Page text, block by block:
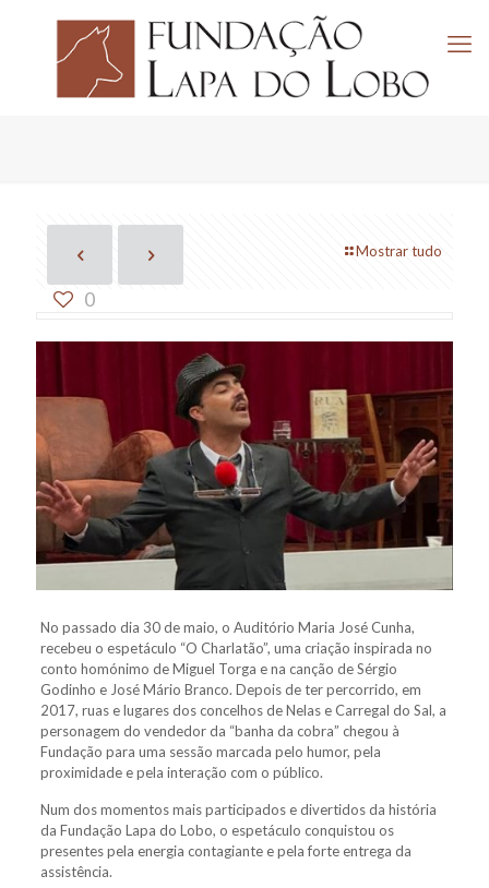
Mostrar tudo
0
No passado dia 30 de maio, o Auditório Maria José Cunha,
recebeu o espetáculo “O Charlatão”, uma criação inspirada no
conto homónimo de Miguel Torga e na canção de Sérgio
Godinho e José Mário Branco. Depois de ter percorrido, em
2017, ruas e lugares dos concelhos de Nelas e Carregal do Sal, a
personagem do vendedor da “banha da cobra” chegou à
Fundação para uma sessão marcada pelo humor, pela
proximidade e pela interação com o público.
Num dos momentos mais participados e divertidos da história
da Fundação Lapa do Lobo, o espetáculo conquistou os
presentes pela energia contagiante e pela forte entrega da
assistência.